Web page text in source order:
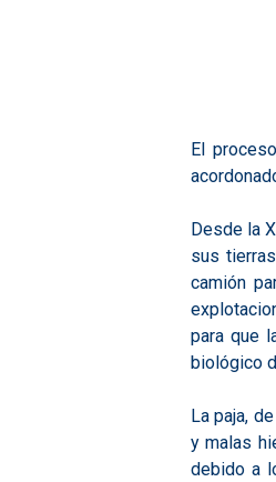
El
Desde la
sus
camión
para que
biológico
La paja,
y malas
debido a